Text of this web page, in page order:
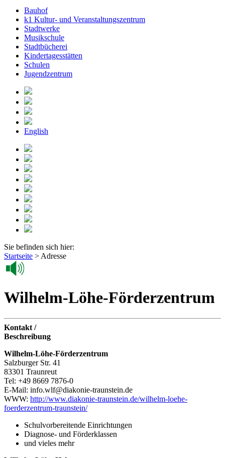
Bauhof
k1 Kultur- und Veranstaltungszentrum
Stadtwerke
Musikschule
Stadtbücherei
Kindertagesstätten
Schulen
Jugendzentrum
English
Sie befinden sich hier:
Startseite > Adresse
Wilhelm-Löhe-Förderzentrum
Kontakt /
Beschreibung
Wilhelm-Löhe-Förderzentrum
Salzburger Str. 41
83301 Traunreut
Tel: +49 8669 7876-0
E-Mail: info.wlf@diakonie-traunstein.de
WWW: http://www.diakonie-traunstein.de/wilhelm-loehe-
foerderzentrum-traunstein/
Schulvorbereitende Einrichtungen
Diagnose- und Förderklassen
und vieles mehr